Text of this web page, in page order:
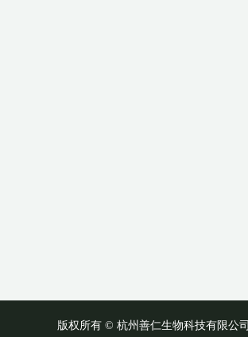
版权所有 © 杭州善仁生物科技有限公司